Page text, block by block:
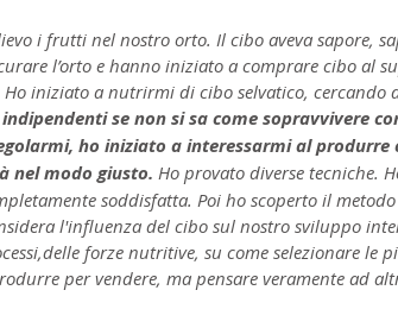
i frutti nel nostro orto. Il cibo aveva sapore,
l’orto e hanno iniziato a comprare cibo al
iniziato a nutrirmi di cibo selvatico, cercando
se non si sa come sopravvivere
ho iniziato a interessarmi al produrre
nel modo giusto. Ho provato diverse tecniche.
soddisfatta. Poi ho scoperto il
l'influenza del cibo sul nostro sviluppo
forze nutritive, su come selezionare le
per vendere, ma pensare veramente ad